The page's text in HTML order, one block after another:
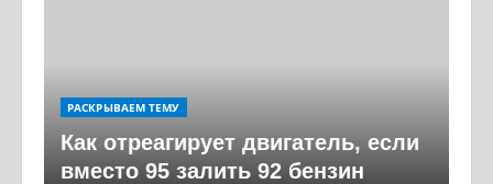
РАСКРЫВАЕМ ТЕМУ
Как отреагирует двигатель, если
вместо 95 залить 92 бензин